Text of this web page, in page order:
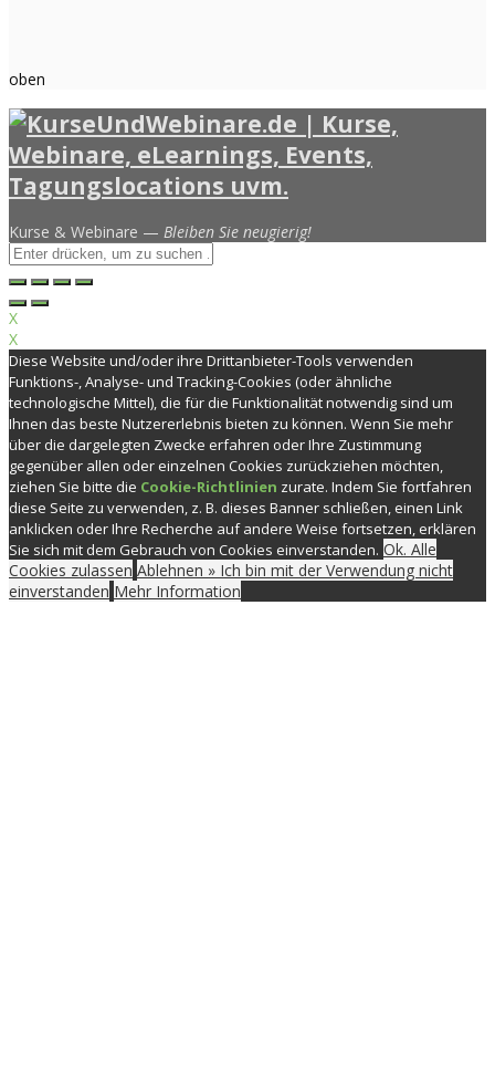
oben
Kurse & Webinare — Bleiben Sie neugierig!
X
X
Diese Website und/oder ihre Drittanbieter-Tools verwenden
Funktions-, Analyse- und Tracking-Cookies (oder ähnliche
technologische Mittel), die für die Funktionalität notwendig sind um
Ihnen das beste Nutzererlebnis bieten zu können. Wenn Sie mehr
über die dargelegten Zwecke erfahren oder Ihre Zustimmung
gegenüber allen oder einzelnen Cookies zurückziehen möchten,
ziehen Sie bitte die Cookie-Richtlinien zurate. Indem Sie fortfahren
diese Seite zu verwenden, z. B. dieses Banner schließen, einen Link
anklicken oder Ihre Recherche auf andere Weise fortsetzen, erklären
Sie sich mit dem Gebrauch von Cookies einverstanden. Ok. Alle
Cookies zulassen Ablehnen » Ich bin mit der Verwendung nicht
einverstanden Mehr Information